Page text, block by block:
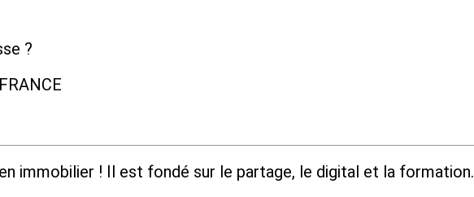
?
immobilier ! Il est fondé sur le partage, le digital et la formation.